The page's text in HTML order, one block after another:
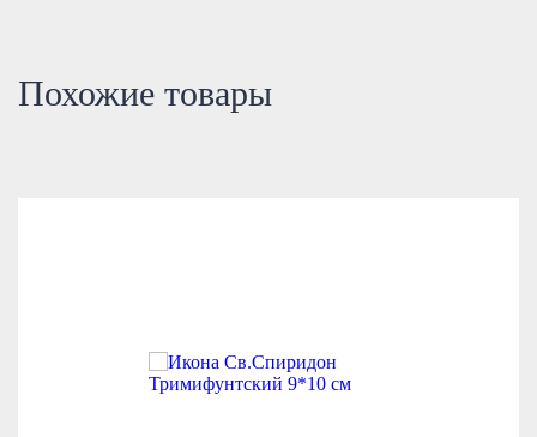
Похожие товары